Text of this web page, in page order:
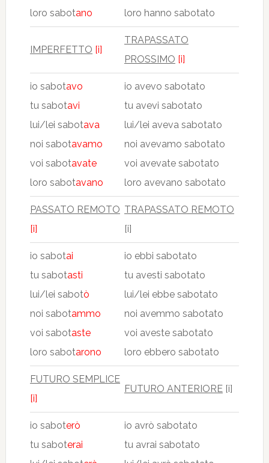
loro sabotano
loro hanno sabotato
IMPERFETTO [i]
TRAPASSATO
PROSSIMO [i]
io sabotavo
tu sabotavi
lui/lei sabotava
noi sabotavamo
voi sabotavate
loro sabotavano
io avevo sabotato
tu avevi sabotato
lui/lei aveva sabotato
noi avevamo sabotato
voi avevate sabotato
loro avevano sabotato
PASSATO REMOTO
[i]
TRAPASSATO REMOTO
[i]
io sabotai
tu sabotasti
lui/lei sabotò
noi sabotammo
voi sabotaste
loro sabotarono
io ebbi sabotato
tu avesti sabotato
lui/lei ebbe sabotato
noi avemmo sabotato
voi aveste sabotato
loro ebbero sabotato
FUTURO SEMPLICE
[i]
FUTURO ANTERIORE[i]
io saboterò
tu saboterai
io avrò sabotato
tu avrai sabotato